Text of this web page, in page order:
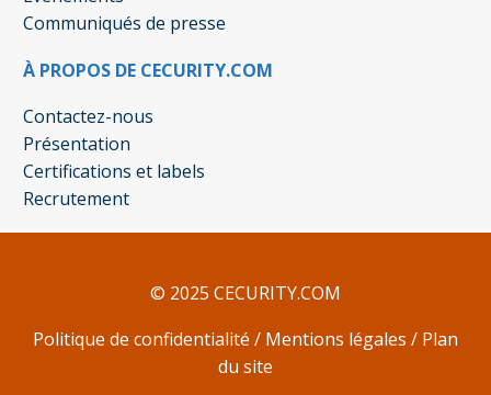
Communiqués de presse
À PROPOS DE CECURITY.COM
Contactez-nous
Présentation
Certifications et labels
Recrutement
© 2025 CECURITY.COM
Politique de confidentialité / Mentions légales / Plan
du site